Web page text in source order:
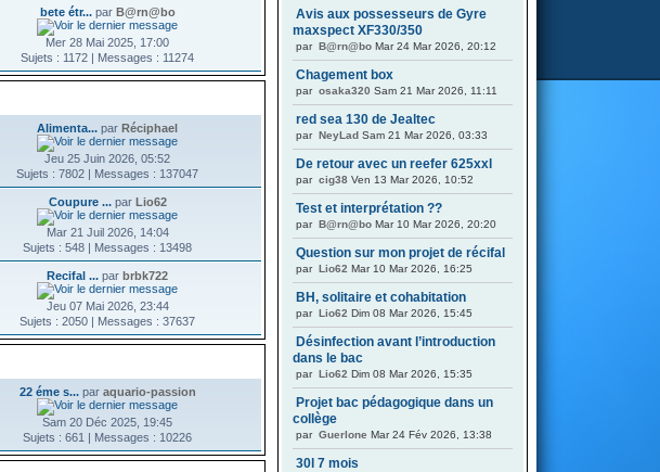
bete étr...par B@rn@bo
Mer 28 Mai 2025, 17:00
Sujets : 1172 | Messages : 11274
Alimenta... par Réciphael
Jeu 25 Juin 2026, 05:52
Sujets : 7802 | Messages : 137047
Coupure ...par Lio62
Mar 21 Juil 2026, 14:04
Sujets : 548 | Messages : 13498
Recifal ... par brbk722
Jeu 07 Mai 2026, 23:44
Sujets : 2050 | Messages : 37637
22 éme s...par aquario-passion
Sam 20 Déc 2025, 19:45
Sujets : 661 | Messages : 10226
Avis aux possesseurs de Gyre
maxspect XF330/350
par B@rn@bo Mar 24 Mar 2026, 20:12
Chagement box
par osaka320 Sam 21 Mar 2026, 11:11
red sea 130 de Jealtec
par NeyLad Sam 21 Mar 2026, 03:33
De retour avec un reefer 625xxl
par cig38 Ven 13 Mar 2026, 10:52
Test et interprétation ??
par B@rn@bo Mar 10 Mar 2026, 20:20
Question sur mon projet de récifal
par Lio62 Mar 10 Mar 2026, 16:25
BH, solitaire et cohabitation
par Lio62 Dim 08 Mar 2026, 15:45
Désinfection avant l’introduction
dans le bac
par Lio62 Dim 08 Mar 2026, 15:35
Projet bac pédagogique dans un
collège
par Guerlone Mar 24 Fév 2026, 13:38
30l 7 mois